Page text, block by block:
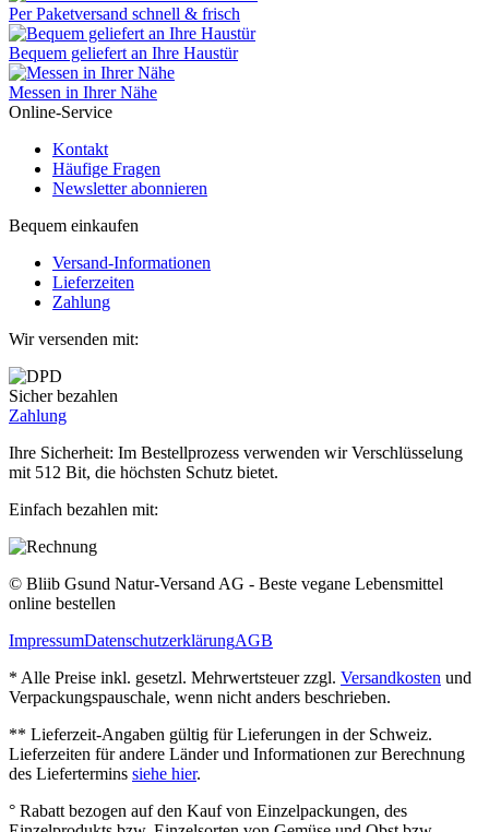
Per Paketversand schnell & frisch
Bequem geliefert an Ihre Haustür
Messen in Ihrer Nähe
Online-Service
Kontakt
Häufige Fragen
Newsletter abonnieren
Bequem einkaufen
Versand-Informationen
Lieferzeiten
Zahlung
Wir versenden mit:
Sicher bezahlen
Zahlung
Ihre Sicherheit: Im Bestellprozess verwenden wir Verschlüsselung
mit 512 Bit, die höchsten Schutz bietet.
Einfach bezahlen mit:
© Bliib Gsund Natur-Versand AG - Beste vegane Lebensmittel
online bestellen
ImpressumDatenschutzerklärungAGB
* Alle Preise inkl. gesetzl. Mehrwertsteuer zzgl. Versandkosten und
Verpackungspauschale, wenn nicht anders beschrieben.
** Lieferzeit‐Angaben gültig für Lieferungen in der Schweiz.
Lieferzeiten für andere Länder und Informationen zur Berechnung
des Liefertermins siehe hier.
° Rabatt bezogen auf den Kauf von Einzelpackungen, des